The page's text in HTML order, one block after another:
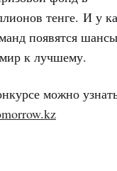
тенге. И у
появятся
к лучшему.
можно